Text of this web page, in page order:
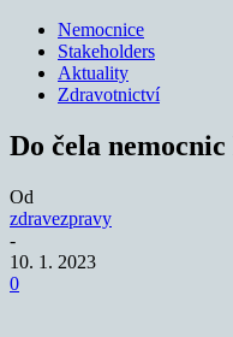
Nemocnice
Stakeholders
Aktuality
Zdravotnictví
Do čela
Od
zdravezpravy
-
10. 1. 2023
0